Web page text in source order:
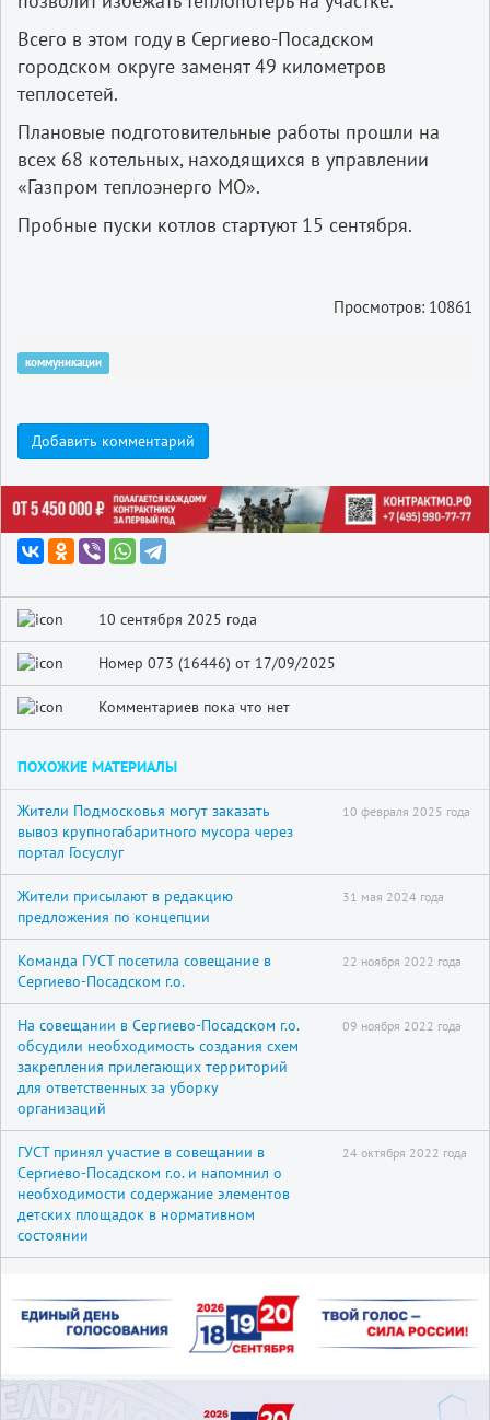
Всего в этом году в Сергиево-Посадском
городском округе заменят 49 километров
теплосетей.
Плановые подготовительные работы прошли на
всех 68 котельных, находящихся в управлении
«Газпром теплоэнерго МО».
Пробные пуски котлов стартуют 15 сентября.
Просмотров: 10861
коммуникации
Добавить комментарий
10 сентября 2025 года
Номер 073 (16446) от 17/09/2025
Комментариев пока что нет
ПОХОЖИЕ МАТЕРИАЛЫ
Жители Подмосковья могут заказать
вывоз крупногабаритного мусора через
портал Госуслуг
10 февраля 2025 года
Жители присылают в редакцию
предложения по концепции
31 мая 2024 года
Команда ГУСТ посетила совещание в
Сергиево-Посадском г.о.
22 ноября 2022 года
На совещании в Сергиево-Посадском г.о.
обсудили необходимость создания схем
закрепления прилегающих территорий
для ответственных за уборку
организаций
09 ноября 2022 года
ГУСТ принял участие в совещании в
Сергиево-Посадском г.о. и напомнил о
необходимости содержание элементов
детских площадок в нормативном
состоянии
24 октября 2022 года